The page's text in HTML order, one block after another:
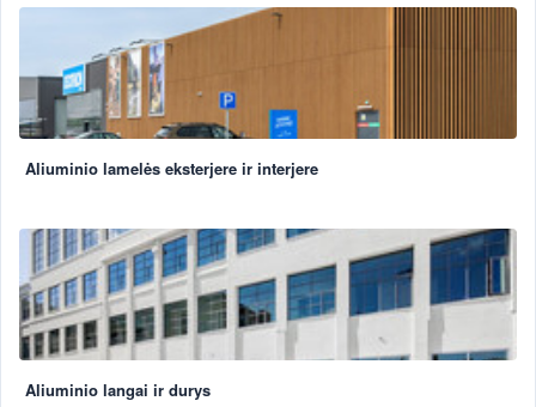
Aliuminio lamelės eksterjere ir interjere
Aliuminio langai ir durys